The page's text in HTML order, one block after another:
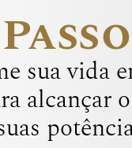
sua vida
alcançar